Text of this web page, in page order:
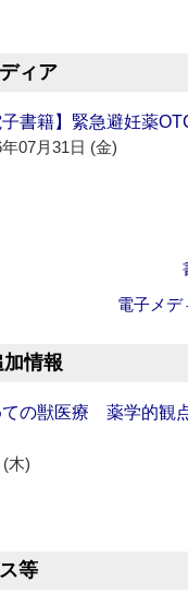
ィア
子書籍】緊急避妊薬
07月31日 (金)
電子メデ
情報
ての獣医療 薬学的観
木)
等